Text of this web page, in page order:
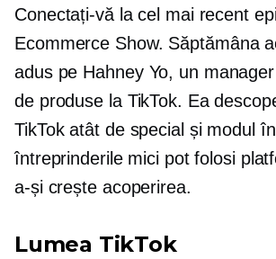
Conectați-vă la cel mai recent
Ecommerce Show. Săptămâna
adus pe Hahney Yo, un
de produse la TikTok. Ea
TikTok atât de special și modul
întreprinderile mici pot folosi
a-și crește acoperirea.
Lumea TikTok